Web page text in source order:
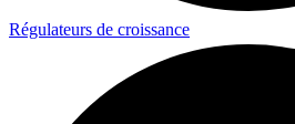
Régulateurs de croissance